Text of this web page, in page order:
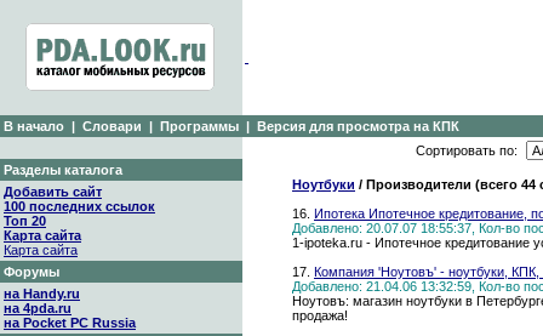
В начало | Словари | Программы | Версия для просмотра на КПК
Разделы каталога
Добавить сайт
100 последних ссылок
Топ 20
Карта сайта
Карта сайта
Форумы
на Handy.ru
на 4pda.ru
на Pocket PC Russia
Сортировать по:
Ноутбуки / Производители (всего 44
16. Ипотека Ипотечное кредитование,
Добавлено: 20.07.07 18:55:37, Кол-во
1-ipoteka.ru - Ипотечное кредитование
17. Компания 'Ноутовъ' - ноутбуки,
Добавлено: 21.04.06 13:32:59, Кол-во
Ноутовъ: магазин ноутбуки в
продажа!